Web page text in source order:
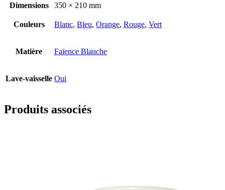
Dimensions
350 × 210 mm
Couleurs Blanc, Bleu, Orange, Rouge, Vert
Matière Faïence Blanche
Lave-vaisselle Oui
Produits associés